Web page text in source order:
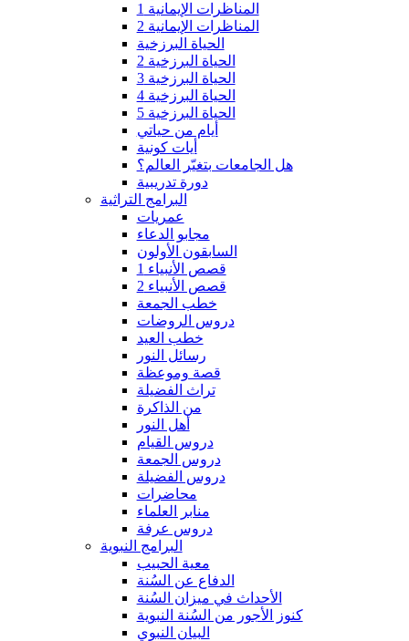
المناظرات الإيمانية 1
المناظرات الإيمانية 2
الحياة البرزخية
الحياة البرزخية 2
الحياة البرزخية 3
الحياة البرزخية 4
الحياة البرزخية 5
أيام من حياتي
أيات كونية
هل الجامعات بتغيّر العالم؟
دورة تدريبية
البرامج التراثية
عمريات
مجابو الدعاء
السابقون الأولون
قصص الأنبياء 1
قصص الأنبياء 2
خطب الجمعة
دروس الروضات
خطب العيد
رسائل النور
قصة وموعظة
تراث الفضيلة
من الذاكرة
أهل النور
دروس القيام
دروس الجمعة
دروس الفضيلة
محاضرات
منابر العلماء
دروس عرفة
البرامج النبوية
معية الحبيب
الدفاع عن السُنة
الأحداث في ميزان السُنة
كنوز الأجور من السُنة النبوية
البيان النبوي